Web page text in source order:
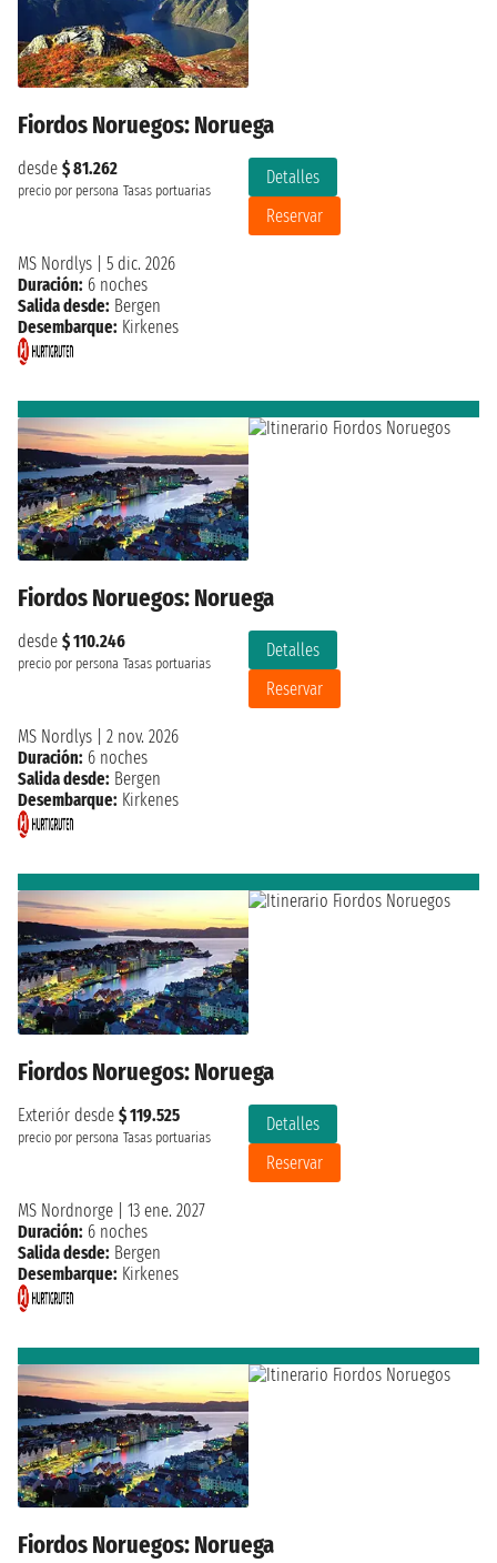
Fiordos Noruegos: Noruega
desde $ 81.262
precio por persona Tasas portuarias
Detalles
Reservar
MS Nordlys
5 dic. 2026
Duración: 6 noches
Salida desde: Bergen
Desembarque: Kirkenes
Fiordos Noruegos: Noruega
desde $ 110.246
precio por persona Tasas portuarias
Detalles
Reservar
MS Nordlys
2 nov. 2026
Duración: 6 noches
Salida desde: Bergen
Desembarque: Kirkenes
Fiordos Noruegos: Noruega
Exteriór desde $ 119.525
precio por persona Tasas portuarias
Detalles
Reservar
MS Nordnorge
13 ene. 2027
Duración: 6 noches
Salida desde: Bergen
Desembarque: Kirkenes
Fiordos Noruegos: Noruega